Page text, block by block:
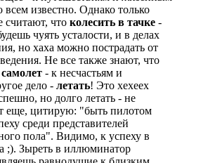
известно. Однако только
считают, что колесить в тачке -
чуять усталости, и в делах
но хаха можно пострадать от
Не все также знают, что
- к несчастьям и
дело - летать! Это хехеех
но долго летать - не
еще, цитирую: "быть пилотом
среди представителей
пола". Видимо, к успеху в
;). Зыреть в иллюминатор